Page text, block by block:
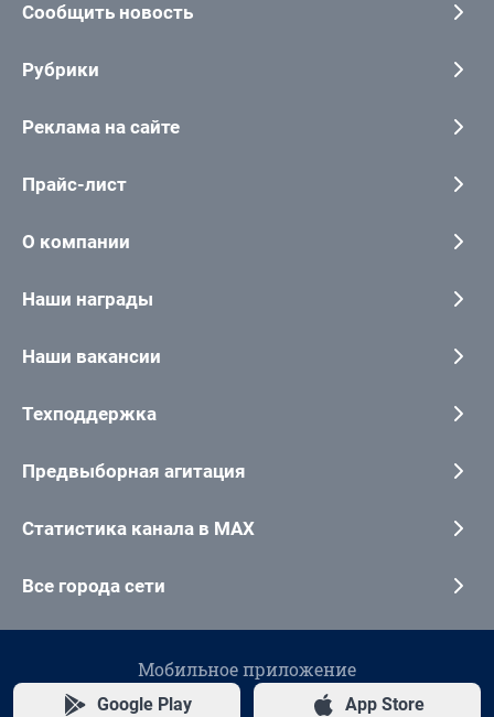
Сообщить новость
Рубрики
Реклама на сайте
Прайс-лист
О компании
Наши награды
Наши вакансии
Техподдержка
Предвыборная агитация
Статистика канала в MAX
Все города сети
Мобильное приложение
Google Play App Store